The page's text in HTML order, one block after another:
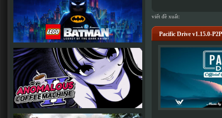
viết đề xuất:
Pacific Drive v1.15.0-P2P